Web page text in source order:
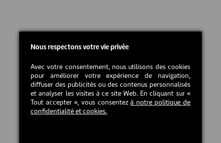
Nous respectons votre vie privée
Avec votre consentement, nous utilisons des cookies
pour améliorer votre expérience de navigation,
diffuser des publicités ou des contenus personnalisés
et analyser les visites à ce site Web. En cliquant sur «
Tout accepter », vous consentezà notre politique de
confidentialité et cookies.